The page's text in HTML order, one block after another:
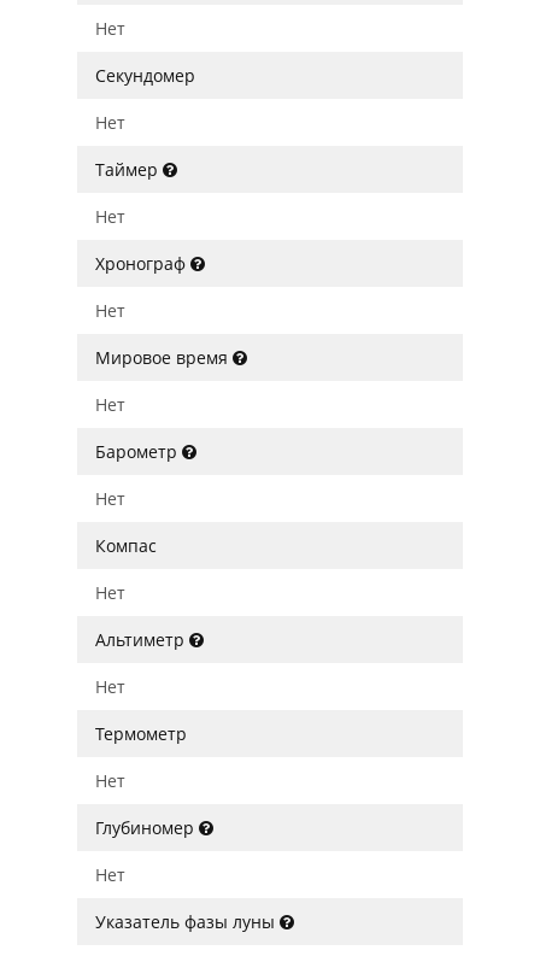
Нет
Секундомер
Нет
Таймер
Нет
Хронограф
Нет
Мировое время
Нет
Барометр
Нет
Компас
Нет
Альтиметр
Нет
Термометр
Нет
Глубиномер
Нет
Указатель фазы луны